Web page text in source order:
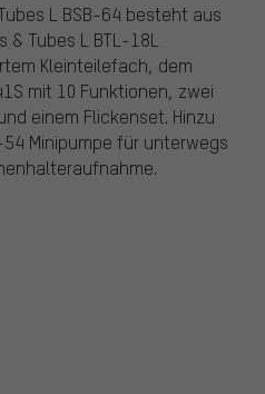
L BSB-64 besteht aus
Tubes L BTL-18L
Kleinteilefach, dem
mit 10 Funktionen, zwei
einem Flickenset. Hinzu
Minipumpe für unterwegs